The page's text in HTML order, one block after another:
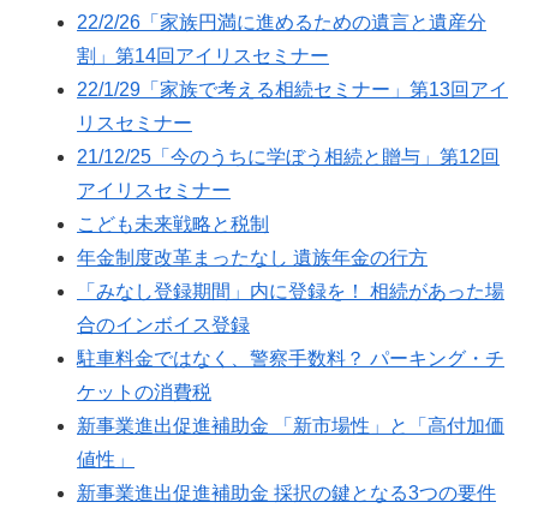
22/2/26「家族円満に進めるための遺言と遺産分
割」第14回アイリスセミナー
22/1/29「家族で考える相続セミナー」第13回アイ
リスセミナー
21/12/25「今のうちに学ぼう相続と贈与」第12回
アイリスセミナー
こども未来戦略と税制
年金制度改革まったなし 遺族年金の行方
「みなし登録期間」内に登録を！ 相続があった場
合のインボイス登録
駐車料金ではなく、警察手数料？ パーキング・チ
ケットの消費税
新事業進出促進補助金 「新市場性」と「高付加価
値性」
新事業進出促進補助金 採択の鍵となる3つの要件